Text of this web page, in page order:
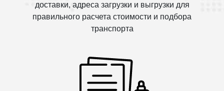
доставки, адреса загрузки и выгрузки для
правильного расчета стоимости и подбора
транспорта